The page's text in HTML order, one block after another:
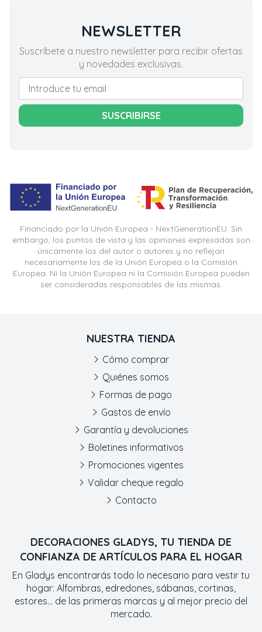
NEWSLETTER
Suscríbete a nuestro newsletter para recibir ofertas
y novedades exclusivas.
SUSCRIBIRSE
Financiado por la Unión Europea - NextGenerationEU. Sin
embargo, los puntos de vista y las opiniones expresadas son
únicamente los del autor o autores y no reflejan
necesariamente los de la Unión Europea o la Comisión
Europea. Ni la Unión Europea ni la Comisión Europea pueden
ser consideradas responsables de las mismas.
DECORACIONES GLADYS, TU TIENDA DE
CONFIANZA DE ARTÍCULOS PARA EL HOGAR
En Gladys encontrarás todo lo necesario para vestir tu
hogar: Alfombras, edredones, sábanas, cortinas,
estores... de las primeras marcas y al mejor precio del
mercado.
NUESTRA TIENDA
Cómo comprar
Quiénes somos
Formas de pago
Gastos de envío
Garantía y devoluciones
Boletines informativos
Promociones vigentes
Validar cheque regalo
Contacto